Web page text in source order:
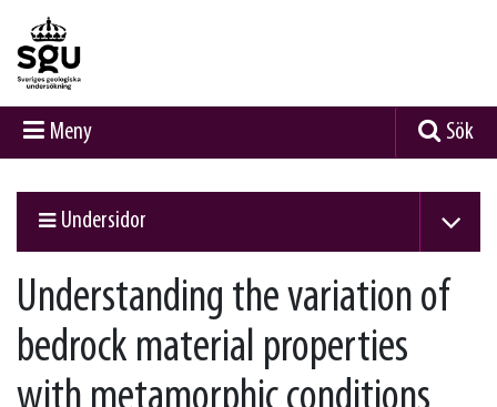
Meny Sök
Undersidor
Understanding the variation of
bedrock material properties